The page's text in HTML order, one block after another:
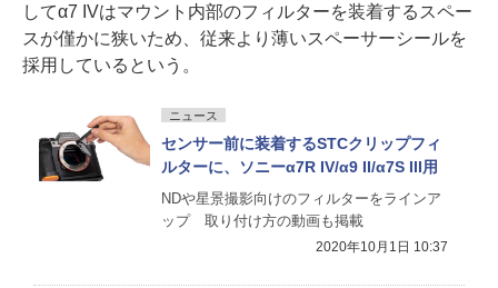
してα7 IVはマウント内部のフィルターを装着するスペー
スが僅かに狭いため、従来より薄いスペーサーシールを
採用しているという。
ニュース
センサー前に装着するSTCクリップフィ
ルターに、ソニーα7R IV/α9 II/α7S III用
NDや星景撮影向けのフィルターをラインア
ップ 取り付け方の動画も掲載
2020年10月1日 10:37